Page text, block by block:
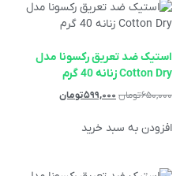
استیک ضد تعریق رکسونا مدل
Cotton Dry زنانه 40 گرم
۶۵۰,۰۰۰تومان ۵۹۹,۰۰۰تومان
افزودن به سبد خرید